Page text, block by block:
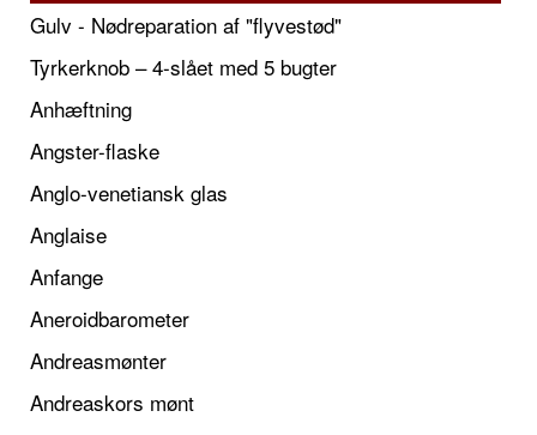
Gulv - Nødreparation af "flyvestød"
Tyrkerknob – 4-slået med 5 bugter
Anhæftning
Angster-flaske
Anglo-venetiansk glas
Anglaise
Anfange
Aneroidbarometer
Andreasmønter
Andreaskors mønt